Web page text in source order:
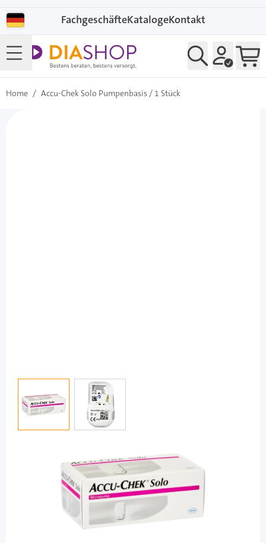
FachgeschäfteKatalogeKontakt
Home / Accu-Chek Solo Pumpenbasis / 1 Stück
View larger imageView larger image
Accu-Chek Solo Pumpenbasis / 1 Stück
PZN: 16797325 / Diashop.de Kat.-Nr.115211
sofort verfügbar
Lieferzeit 1-3 Werktage